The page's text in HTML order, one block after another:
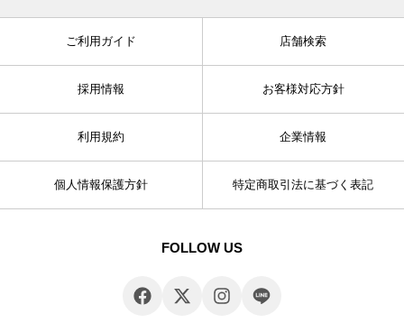
ご利用ガイド 店舗検索
採用情報 お客様対応方針
利用規約 企業情報
個人情報保護方針 特定商取引法に基づく表記
FOLLOW US